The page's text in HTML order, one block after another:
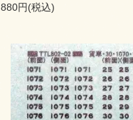
880円(税込)